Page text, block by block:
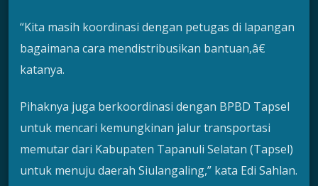
“Kita masih koordinasi dengan petugas di lapangan
bagaimana cara mendistribusikan bantuan,â€
katanya.
Pihaknya juga berkoordinasi dengan BPBD Tapsel
untuk mencari kemungkinan jalur transportasi
memutar dari Kabupaten Tapanuli Selatan (Tapsel)
untuk menuju daerah Siulangaling,” kata Edi Sahlan.